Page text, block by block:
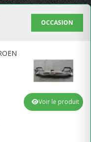
OCCASION
Voir le produit